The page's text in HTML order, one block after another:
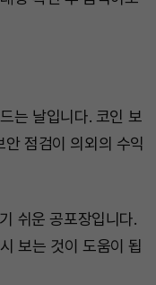
는 날입니다. 코인 보
안 점검이 의외의 수익
쉬운 공포장입니다.
보는 것이 도움이 됩